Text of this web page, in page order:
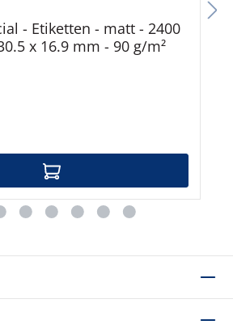
Etikett(en) - 30.5 x 16.9 mm - 90 g/m²